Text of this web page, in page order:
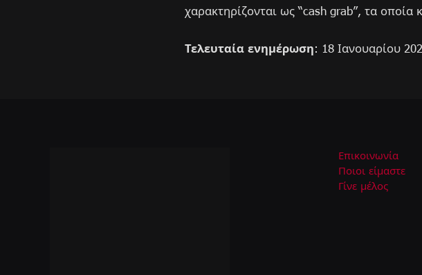
χαρακτηρίζονται ως “cash grab”, τα
Τελευταία ενημέρωση: 18 Ιανουαρίου
Επικοινωνία
Ποιοι είμαστε
Γίνε μέλος